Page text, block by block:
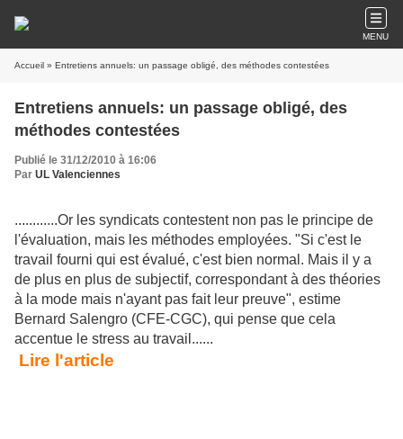
MENU
Accueil » Entretiens annuels: un passage obligé, des méthodes contestées
Entretiens annuels: un passage obligé, des
méthodes contestées
Publié le 31/12/2010 à 16:06
Par UL Valenciennes
............Or les syndicats contestent non pas le principe de
l'évaluation, mais les méthodes employées. "Si c'est le
travail fourni qui est évalué, c'est bien normal. Mais il y a
de plus en plus de subjectif, correspondant à des théories
à la mode mais n'ayant pas fait leur preuve", estime
Bernard Salengro (CFE-CGC), qui pense que cela
accentue le stress au travail......
Lire l'article